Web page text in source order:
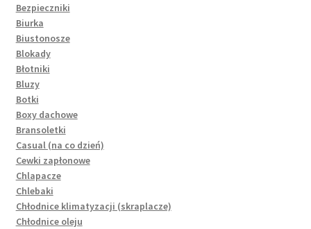
Bezpieczniki
Biurka
Biustonosze
Blokady
Błotniki
Bluzy
Botki
Boxy dachowe
Bransoletki
Casual (na co dzień)
Cewki zapłonowe
Chlapacze
Chlebaki
Chłodnice klimatyzacji (skraplacze)
Chłodnice oleju